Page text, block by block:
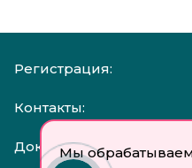
Мы
Регистрация:
Контакты:
Документы: